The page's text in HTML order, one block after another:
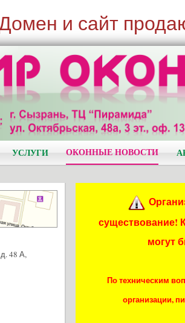
и сайт
УСЛУГИ ОКОННЫЕ НОВОСТИ
48 А,
существование!
могут
По техническим
организации,